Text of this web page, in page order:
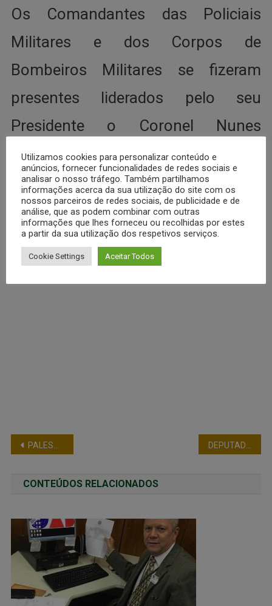
Os Comandantes das Policiais
Militares e dos Corpos de
Bombeiros Militares se fizeram
presentes liderados pelo seu
Presidente o Coronel Nunes
Comandante Geral da Polícia Militar
do Distrito Federal, o qual, na
ocasião foi reconduzido à
presidência por aclamação.
PALESTRA DA FENEME AOS ALUNOS DO CEGESP DA PMMG
CONTEÚDOS RELACIONADOS
Utilizamos cookies para personalizar conteúdo e
anúncios, fornecer funcionalidades de redes sociais e
analisar o nosso tráfego. Também partilhamos
informações acerca da sua utilização do site com os
nossos parceiros de redes sociais, de publicidade e de
análise, que as podem combinar com outras
informações que lhes forneceu ou recolhidas por estes
a partir da sua utilização dos respetivos serviços.
Cookie Settings Aceitar Todos